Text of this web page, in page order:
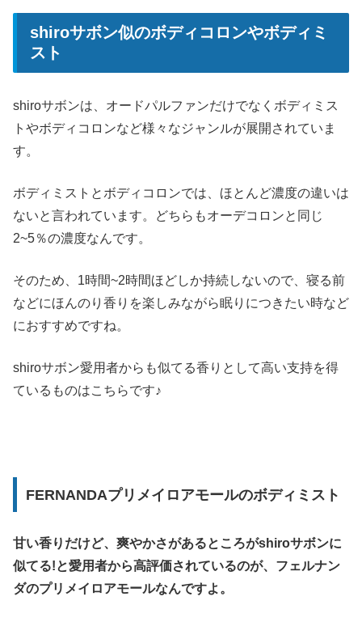
shiroサボン似のボディコロンやボディミ
スト
shiroサボンは、オードパルファンだけでなくボディミス
トやボディコロンなど様々なジャンルが展開されていま
す。
ボディミストとボディコロンでは、ほとんど濃度の違いは
ないと言われています。どちらもオーデコロンと同じ
2~5％の濃度なんです。
そのため、1時間~2時間ほどしか持続しないので、寝る前
などにほんのり香りを楽しみながら眠りにつきたい時など
におすすめですね。
shiroサボン愛用者からも似てる香りとして高い支持を得
ているものはこちらです♪
FERNANDAプリメイロアモールのボディミスト
甘い香りだけど、爽やかさがあるところがshiroサボンに
似てる!と愛用者から高評価されているのが、フェルナン
ダのプリメイロアモールなんですよ。